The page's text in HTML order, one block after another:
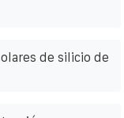
de silicio de